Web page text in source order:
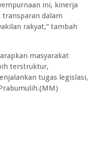
ini, kinerja
transparan dalam
rakyat,” tambah
masyarakat
terstruktur,
tugas legislasi,